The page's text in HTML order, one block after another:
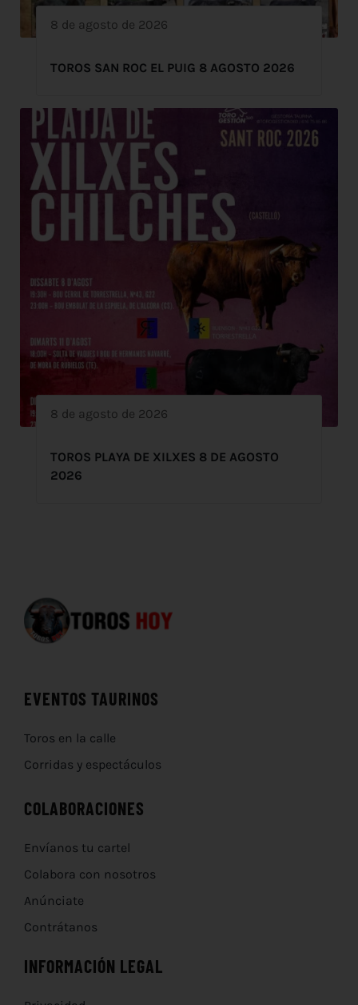
8 de agosto de 2026
TOROS SAN ROC EL PUIG 8 AGOSTO 2026
8 de agosto de 2026
TOROS PLAYA DE XILXES 8 DE AGOSTO
2026
EVENTOS TAURINOS
Toros en la calle
Corridas y espectáculos
COLABORACIONES
Envíanos tu cartel
Colabora con nosotros
Anúnciate
Contrátanos
INFORMACIÓN LEGAL